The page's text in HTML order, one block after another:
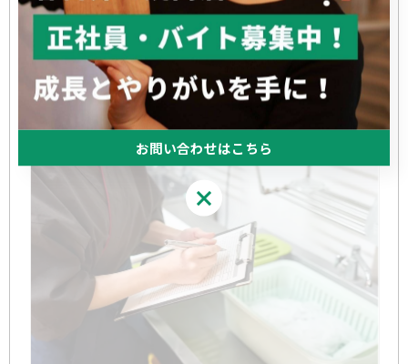
す。
それぞれの役割に合わせた焼肉店での求人を春日井
で行っているため、自分に合った仕事を探していた
だけます。
お問い合わせはこちら
お問い合わせはこちら